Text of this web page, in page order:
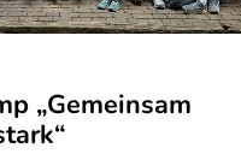
„Gemeinsam